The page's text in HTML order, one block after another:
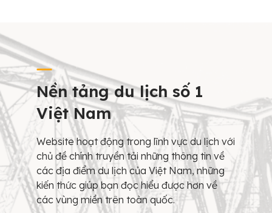
Nền tảng du lịch số 1
Việt Nam
Website hoạt động trong lĩnh vực du lịch với
chủ đề chính truyền tải những thông tin về
các địa điểm du lịch của Việt Nam, những
kiến thức giúp bạn đọc hiểu được hơn về
các vùng miền trên toàn quốc.